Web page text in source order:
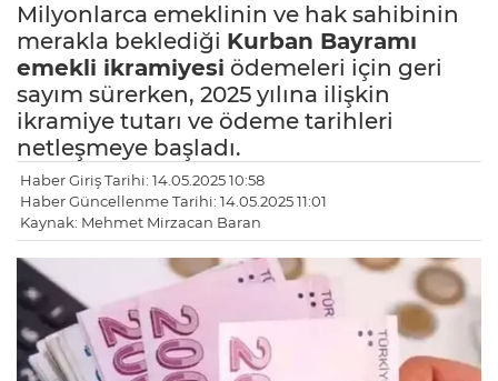
Milyonlarca emeklinin ve hak sahibinin
merakla beklediği Kurban Bayramı
emekli ikramiyesi ödemeleri için geri
sayım sürerken, 2025 yılına ilişkin
ikramiye tutarı ve ödeme tarihleri
netleşmeye başladı.
Haber Giriş Tarihi: 14.05.2025 10:58
Haber Güncellenme Tarihi: 14.05.2025 11:01
Kaynak: Mehmet Mirzacan Baran